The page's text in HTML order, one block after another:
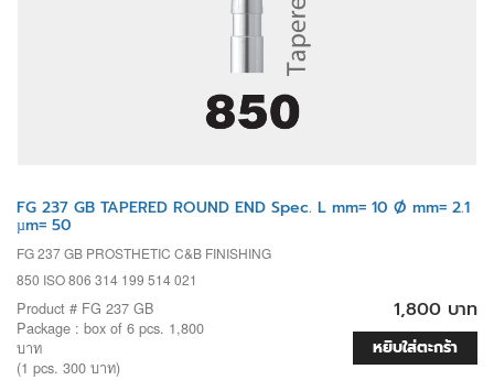
FG 237 GB TAPERED ROUND END Spec. L mm= 10 Ø mm= 2.1
µm= 50
FG 237 GB PROSTHETIC C&B FINISHING
850 ISO 806 314 199 514 021
Product # FG 237 GB
Package : box of 6 pcs. 1,800
บาท
(1 pcs. 300 บาท)
1,800 บาท
หยิบใส่ตะกร้า